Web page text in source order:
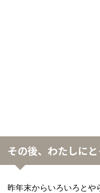
その後、わたしにと
昨年末からいろいろとや